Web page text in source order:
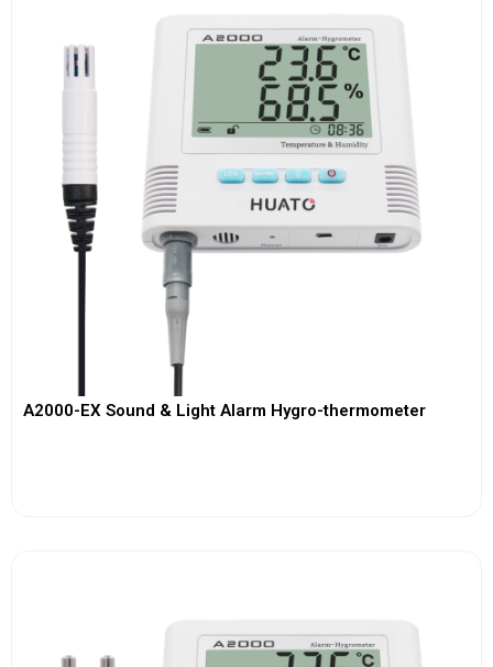
A2000-EX Sound & Light Alarm Hygro-thermometer